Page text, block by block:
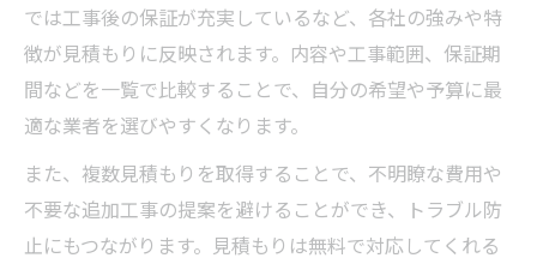
では工事後の保証が充実しているなど、各社の強みや特
徴が見積もりに反映されます。内容や工事範囲、保証期
間などを一覧で比較することで、自分の希望や予算に最
適な業者を選びやすくなります。
また、複数見積もりを取得することで、不明瞭な費用や
不要な追加工事の提案を避けることができ、トラブル防
止にもつながります。見積もりは無料で対応してくれる